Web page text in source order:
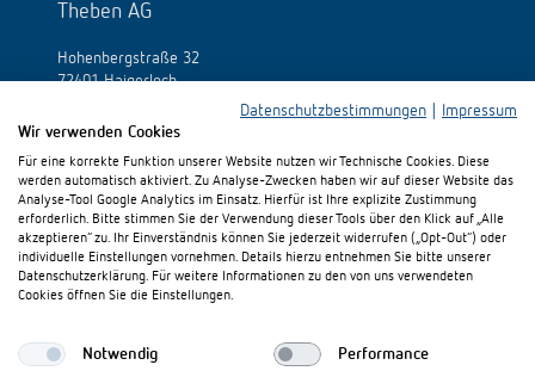
Theben AG
Hohenbergstraße 32
72401 Haigerloch
Fax: +49 (0)74 74/692-150
E-Mail:info@theben.de
Vi preghiamo di visitarci su:
Datenschutzbestimmungen
Impressum
Wir verwenden Cookies
Für eine korrekte Funktion unserer Website nutzen wir Technische Cookies. Diese
werden automatisch aktiviert. Zu Analyse-Zwecken haben wir auf dieser Website das
Analyse-Tool Google Analytics im Einsatz. Hierfür ist Ihre explizite Zustimmung
erforderlich. Bitte stimmen Sie der Verwendung dieser Tools über den Klick auf „Alle
akzeptieren“ zu. Ihr Einverständnis können Sie jederzeit widerrufen („Opt-Out“) oder
individuelle Einstellungen vornehmen. Details hierzu entnehmen Sie bitte unserer
Datenschutzerklärung. Für weitere Informationen zu den von uns verwendeten
Cookies öffnen Sie die Einstellungen.
Notwendig Performance